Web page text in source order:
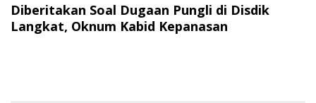
Diberitakan Soal Dugaan Pungli di Disdik
Langkat, Oknum Kabid Kepanasan